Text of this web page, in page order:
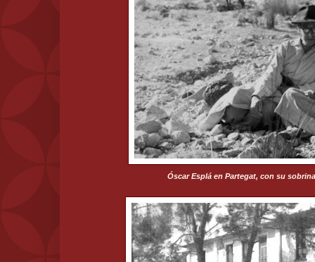
Óscar Esplá en Partegat, con su